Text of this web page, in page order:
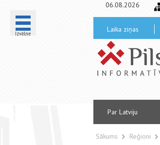
Izvēlne
06.08.2026
Laika ziņas
Par Latviju
Sākums Reģioni